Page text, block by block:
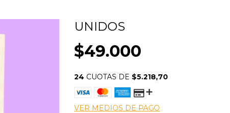
UNIDOS
$49.000
24 CUOTAS DE $5.218,70
VER MEDIOS DE PAGO